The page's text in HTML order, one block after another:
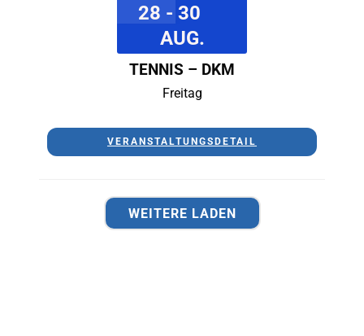
28 - 30
AUG.
TENNIS – DKM
Freitag
VERANSTALTUNGSDETAIL
WEITERE LADEN